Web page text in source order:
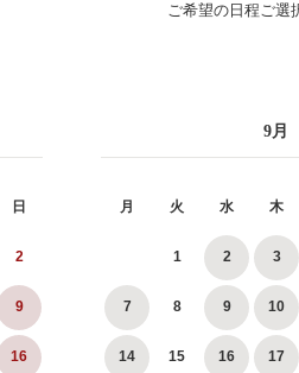
ご希望の日程ご選
日
2
9
16
9月
月 火 水 木
1 2 3
7 8 9 10
14 15 16 17